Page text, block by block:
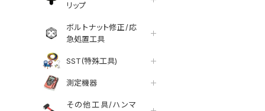
リップ
ボルトナット修正/応
急処置工具
SST(特殊工具)
測定機器
その他工具/ハンマ